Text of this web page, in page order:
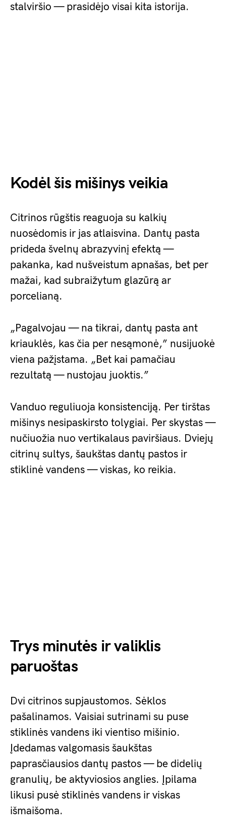
stalviršio — prasidėjo visai kita istorija.
Kodėl šis mišinys veikia
Citrinos rūgštis reaguoja su kalkių
nuosėdomis ir jas atlaisvina. Dantų pasta
prideda švelnų abrazyvinį efektą —
pakanka, kad nušveistum apnašas, bet per
mažai, kad subraižytum glazūrą ar
porcelianą.
„Pagalvojau — na tikrai, dantų pasta ant
kriauklės, kas čia per nesąmonė,” nusijuokė
viena pažįstama. „Bet kai pamačiau
rezultatą — nustojau juoktis.”
Vanduo reguliuoja konsistenciją. Per tirštas
mišinys nesipaskirsto tolygiai. Per skystas —
nučiuožia nuo vertikalaus paviršiaus. Dviejų
citrinų sultys, šaukštas dantų pastos ir
stiklinė vandens — viskas, ko reikia.
Trys minutės ir valiklis
paruoštas
Dvi citrinos supjaustomos. Sėklos
pašalinamos. Vaisiai sutrinami su puse
stiklinės vandens iki vientiso mišinio.
Įdedamas valgomasis šaukštas
paprasčiausios dantų pastos — be didelių
granulių, be aktyviosios anglies. Įpilama
likusi pusė stiklinės vandens ir viskas
išmaišoma.